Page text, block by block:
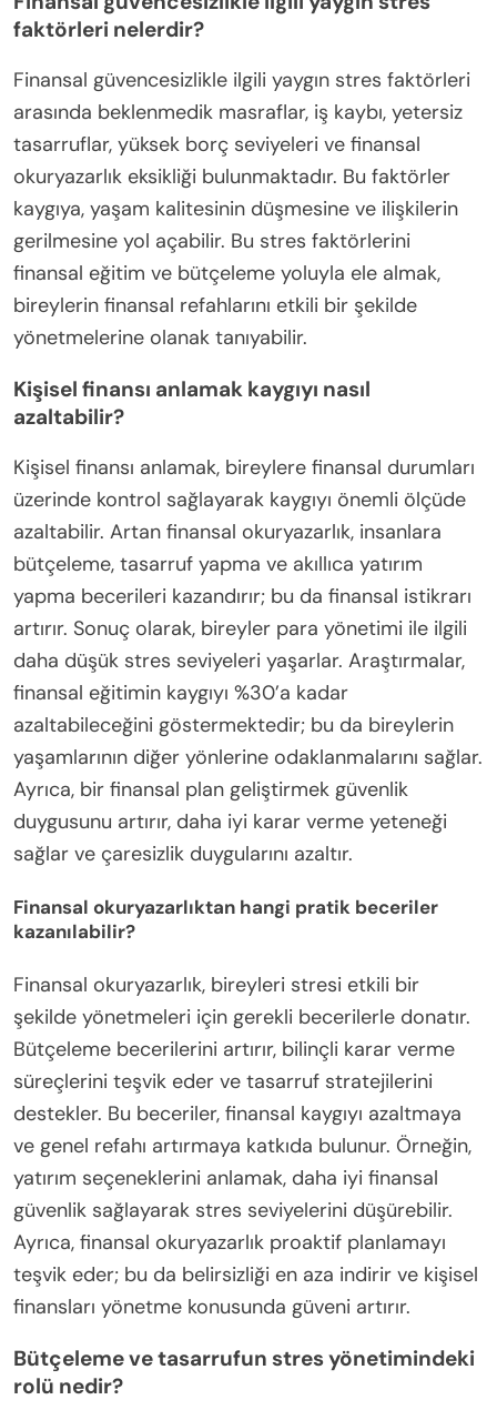
faktörleri nelerdir?
Finansal güvencesizlikle ilgili yaygın stres faktörleri
arasında beklenmedik masraflar, iş kaybı, yetersiz
tasarruflar, yüksek borç seviyeleri ve finansal
okuryazarlık eksikliği bulunmaktadır. Bu faktörler
kaygıya, yaşam kalitesinin düşmesine ve ilişkilerin
gerilmesine yol açabilir. Bu stres faktörlerini
finansal eğitim ve bütçeleme yoluyla ele almak,
bireylerin finansal refahlarını etkili bir şekilde
yönetmelerine olanak tanıyabilir.
Kişisel finansı anlamak kaygıyı nasıl
azaltabilir?
Kişisel finansı anlamak, bireylere finansal durumları
üzerinde kontrol sağlayarak kaygıyı önemli ölçüde
azaltabilir. Artan finansal okuryazarlık, insanlara
bütçeleme, tasarruf yapma ve akıllıca yatırım
yapma becerileri kazandırır; bu da finansal istikrarı
artırır. Sonuç olarak, bireyler para yönetimi ile ilgili
daha düşük stres seviyeleri yaşarlar. Araştırmalar,
finansal eğitimin kaygıyı %30’a kadar
azaltabileceğini göstermektedir; bu da bireylerin
yaşamlarının diğer yönlerine odaklanmalarını sağlar.
Ayrıca, bir finansal plan geliştirmek güvenlik
duygusunu artırır, daha iyi karar verme yeteneği
sağlar ve çaresizlik duygularını azaltır.
Finansal okuryazarlıktan hangi pratik beceriler
kazanılabilir?
Finansal okuryazarlık, bireyleri stresi etkili bir
şekilde yönetmeleri için gerekli becerilerle donatır.
Bütçeleme becerilerini artırır, bilinçli karar verme
süreçlerini teşvik eder ve tasarruf stratejilerini
destekler. Bu beceriler, finansal kaygıyı azaltmaya
ve genel refahı artırmaya katkıda bulunur. Örneğin,
yatırım seçeneklerini anlamak, daha iyi finansal
güvenlik sağlayarak stres seviyelerini düşürebilir.
Ayrıca, finansal okuryazarlık proaktif planlamayı
teşvik eder; bu da belirsizliği en aza indirir ve kişisel
finansları yönetme konusunda güveni artırır.
Bütçeleme ve tasarrufun stres yönetimindeki
rolü nedir?